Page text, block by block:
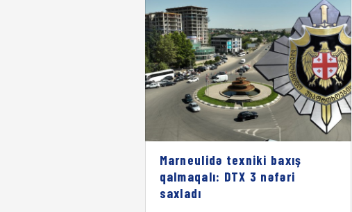
Marneulidə texniki baxış
qalmaqalı: DTX 3 nəfəri
saxladı